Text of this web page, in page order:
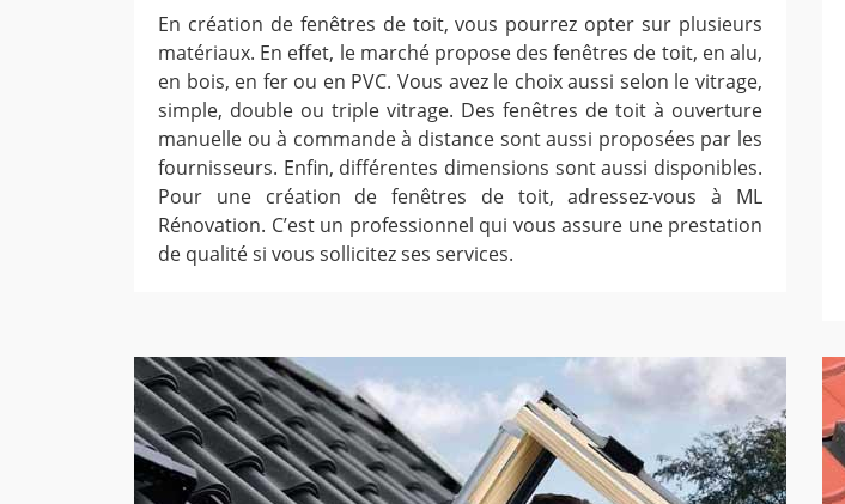
En création de fenêtres de toit, vous pourrez opter sur plusieurs
matériaux. En effet, le marché propose des fenêtres de toit, en alu,
en bois, en fer ou en PVC. Vous avez le choix aussi selon le vitrage,
simple, double ou triple vitrage. Des fenêtres de toit à ouverture
manuelle ou à commande à distance sont aussi proposées par les
fournisseurs. Enfin, différentes dimensions sont aussi disponibles.
Pour une création de fenêtres de toit, adressez-vous à ML
Rénovation. C’est un professionnel qui vous assure une prestation
de qualité si vous sollicitez ses services.